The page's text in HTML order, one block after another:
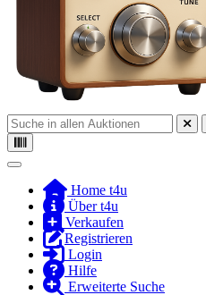
Toggle navigation
Home t4u
Über t4u
Verkaufen
Registrieren
Login
Hilfe
Erweiterte Suche